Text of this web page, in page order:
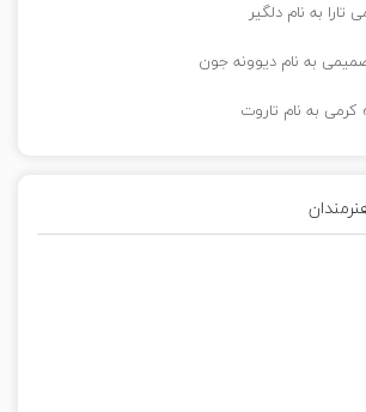
تارا به نام دلگیر
به نام دیوونه جون
کرمی به نام تاروت